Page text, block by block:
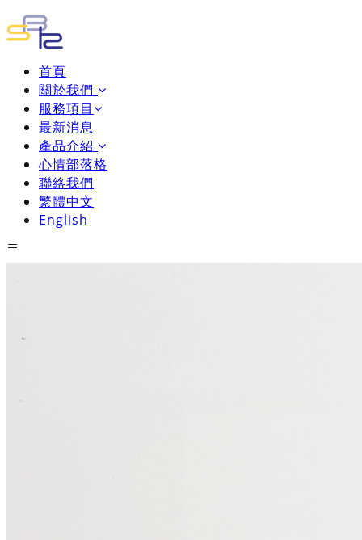
首頁
關於我們
服務項目
最新消息
產品介紹
心情部落格
聯絡我們
繁體中文
English